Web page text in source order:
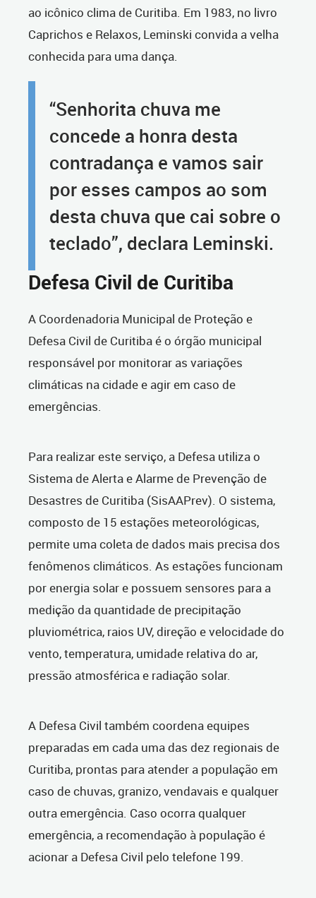
ao icônico clima de Curitiba. Em 1983, no livro
Caprichos e Relaxos, Leminski convida a velha
conhecida para uma dança.
“Senhorita chuva me
concede a honra desta
contradança e vamos sair
por esses campos ao som
desta chuva que cai sobre o
teclado”, declara Leminski.
Defesa Civil de Curitiba
A Coordenadoria Municipal de Proteção e
Defesa Civil de Curitiba é o órgão municipal
responsável por monitorar as variações
climáticas na cidade e agir em caso de
emergências.
Para realizar este serviço, a Defesa utiliza o
Sistema de Alerta e Alarme de Prevenção de
Desastres de Curitiba (SisAAPrev). O sistema,
composto de 15 estações meteorológicas,
permite uma coleta de dados mais precisa dos
fenômenos climáticos. As estações funcionam
por energia solar e possuem sensores para a
medição da quantidade de precipitação
pluviométrica, raios UV, direção e velocidade do
vento, temperatura, umidade relativa do ar,
pressão atmosférica e radiação solar.
A Defesa Civil também coordena equipes
preparadas em cada uma das dez regionais de
Curitiba, prontas para atender a população em
caso de chuvas, granizo, vendavais e qualquer
outra emergência. Caso ocorra qualquer
emergência, a recomendação à população é
acionar a Defesa Civil pelo telefone 199.